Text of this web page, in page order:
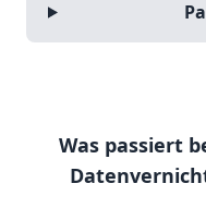
Was passiert